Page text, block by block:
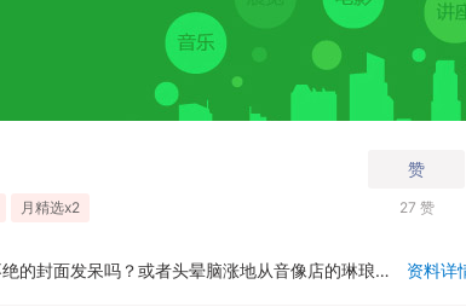
月精选x2
赞
27 赞
封面发呆吗？或者头晕脑涨地从音像店的琳琅满
资料详